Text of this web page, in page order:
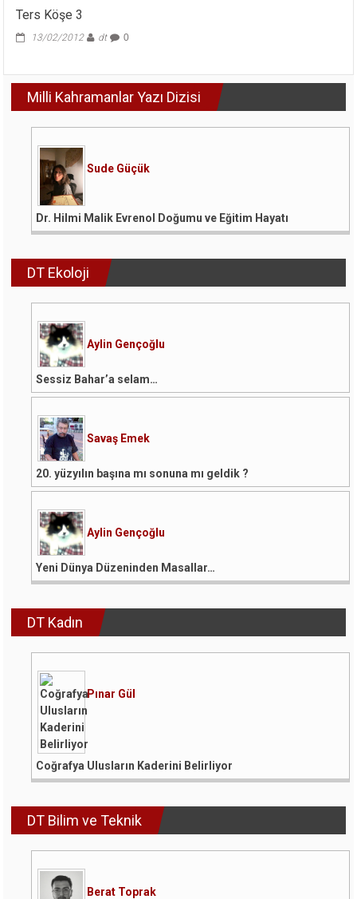
Ters Köşe 3
13/02/2012 dt 0
Milli Kahramanlar Yazı Dizisi
Sude Güçük
Dr. Hilmi Malik Evrenol Doğumu ve Eğitim Hayatı
DT Ekoloji
Aylin Gençoğlu
Sessiz Bahar’a selam…
Savaş Emek
20. yüzyılın başına mı sonuna mı geldik ?
Aylin Gençoğlu
Yeni Dünya Düzeninden Masallar…
DT Kadın
Pınar Gül
Coğrafya Ulusların Kaderini Belirliyor
DT Bilim ve Teknik
Berat Toprak